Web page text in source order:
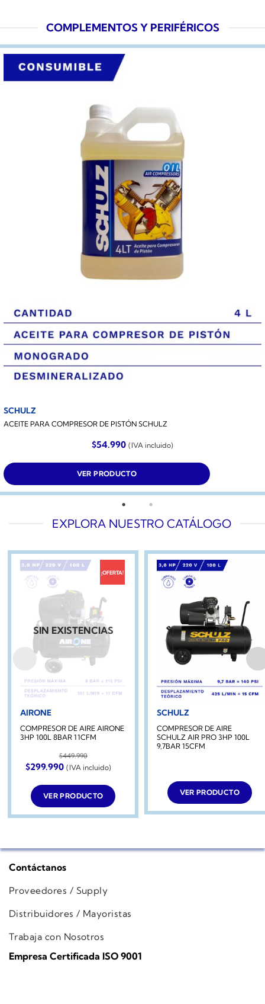
COMPLEMENTOS Y PERIFÉRICOS
SCHULZ
ACEITE PARA COMPRESOR DE PISTÓN SCHULZ
$54.990 (IVA incluido)
VER PRODUCTO
EXPLORA NUESTRO CATÁLOGO
¡OFERTA!
SIN EXISTENCIAS
AIRONE
COMPRESOR DE AIRE AIRONE
3HP 100L 8BAR 11CFM
$449.990
El
precio
original
era:
$449.990.
$299.990El
precio
actual
es:
$299.990.
(IVA incluido)
VER PRODUCTO
SCHULZ
COMPRESOR DE AIRE
SCHULZ AIR PRO 3HP 100L
9,7BAR 15CFM
VER PRODUCTO
Contáctanos
Proveedores / Supply
Distribuidores / Mayoristas
Trabaja con Nosotros
Empresa Certificada ISO 9001